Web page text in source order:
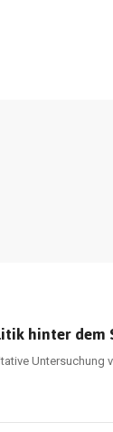
hinter dem
Untersuchung